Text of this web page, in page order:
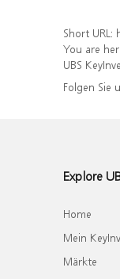
Short URL:
You are
UBS
Folgen Sie
Explore
Home
Mein
Märkte